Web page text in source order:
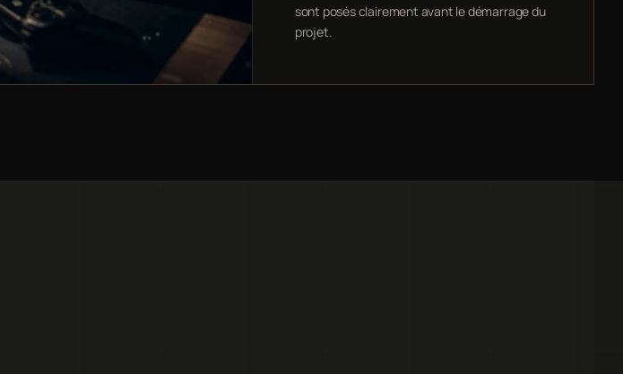
sont posés clairement avant le démarrage du
projet.